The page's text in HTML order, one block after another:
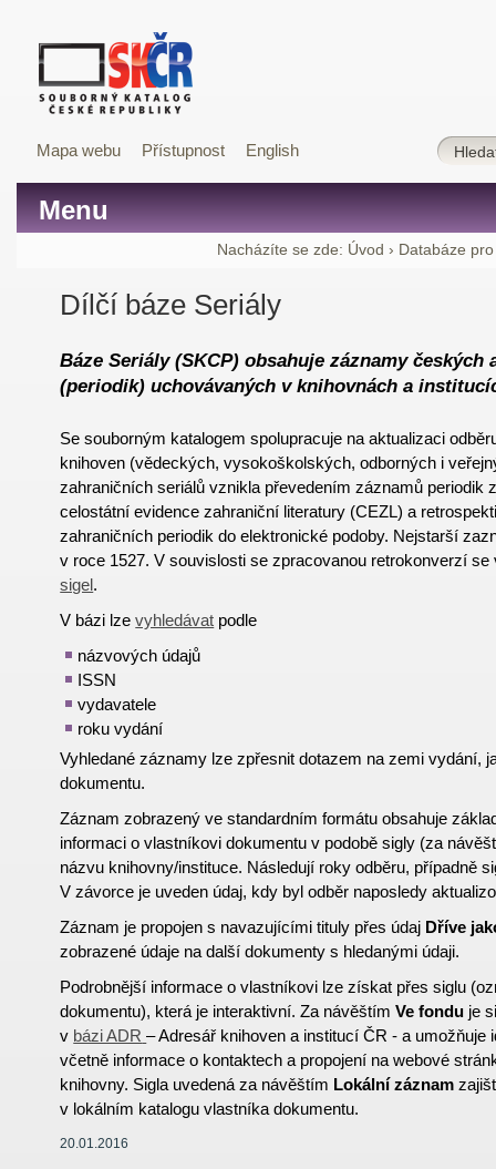
Mapa webu Přístupnost English
Menu
Nacházíte se zde: Úvod › Databáze
Dílčí báze Seriály
Báze Seriály (SKCP) obsahuje záznamy českých
(periodik) uchovávaných v knihovnách a
Se souborným katalogem spolupracuje na aktualizaci
knihoven (vědeckých, vysokoškolských, odborných i
zahraničních seriálů vznikla převedením záznamů periodik
celostátní evidence zahraniční literatury (CEZL) a
zahraničních periodik do elektronické podoby. Nejstarší
v roce 1527. V souvislosti se zpracovanou retrokonverzí
sigel.
V bázi lzevyhledávat podle
názvových údajů
ISSN
vydavatele
roku vydání
Vyhledané záznamy lze zpřesnit dotazem na zemi vydání,
dokumentu.
Záznam zobrazený ve standardním formátu obsahuje
informaci o vlastníkovi dokumentu v podobě sigly (za
názvu knihovny/instituce. Následují roky odběru, případně
V závorce je uveden údaj, kdy byl odběr naposledy
Záznam je propojen s navazujícími tituly přes údaj Dříve
zobrazené údaje na další dokumenty s hledanými údaji.
Podrobnější informace o vlastníkovi lze získat přessiglu
dokumentu), která je interaktivní. Za návěštímVe fondu je
v bázi ADR – Adresář knihoven a institucí ČR - a umožňuje
včetně informace o kontaktech a propojení na webové
knihovny. Sigla uvedená za návěštím Lokální záznam
v lokálním katalogu vlastníka dokumentu.
20.01.2016